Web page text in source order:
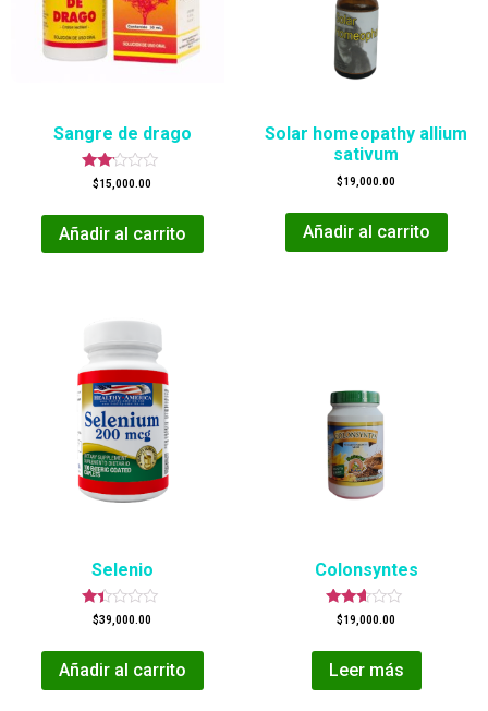
Sangre de drago
Valorado
de 5
$15,000.00
Añadir al carrito
Solar homeopathy allium
sativum
$19,000.00
Añadir al carrito
Selenio
Valorado
de
5
$39,000.00
Añadir al carrito
Colonsyntes
Valorado
$19,000.00
Leer más